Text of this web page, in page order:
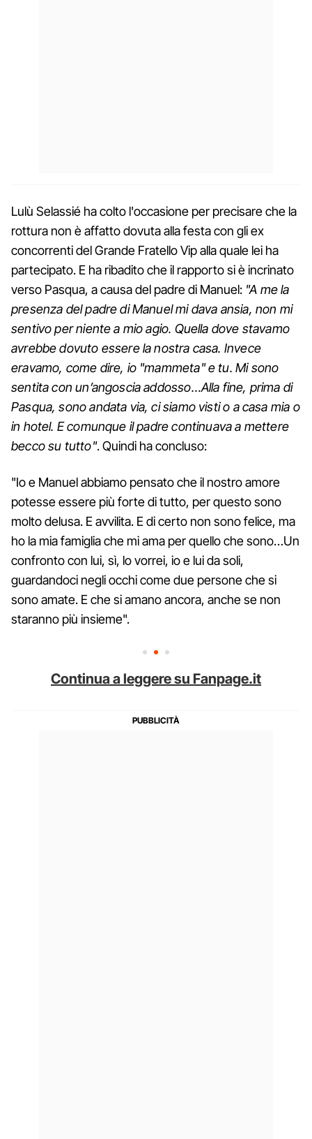
Lulù Selassié ha colto l'occasione per precisare che la
rottura non è affatto dovuta alla festa con gli ex
concorrenti del Grande Fratello Vip alla quale lei ha
partecipato. E ha ribadito che il rapporto si è incrinato
verso Pasqua, a causa del padre di Manuel: "A me la
presenza del padre di Manuel mi dava ansia, non mi
sentivo per niente a mio agio. Quella dove stavamo
avrebbe dovuto essere la nostra casa. Invece
eravamo, come dire, io "mammeta" e tu. Mi sono
sentita con un’angoscia addosso…Alla fine, prima di
Pasqua, sono andata via, ci siamo visti o a casa mia o
in hotel. E comunque il padre continuava a mettere
becco su tutto". Quindi ha concluso:
"Io e Manuel abbiamo pensato che il nostro amore
potesse essere più forte di tutto, per questo sono
molto delusa. E avvilita. E di certo non sono felice, ma
ho la mia famiglia che mi ama per quello che sono…Un
confronto con lui, sì, lo vorrei, io e lui da soli,
guardandoci negli occhi come due persone che si
sono amate. E che si amano ancora, anche se non
staranno più insieme".
Continua a leggere su Fanpage.it